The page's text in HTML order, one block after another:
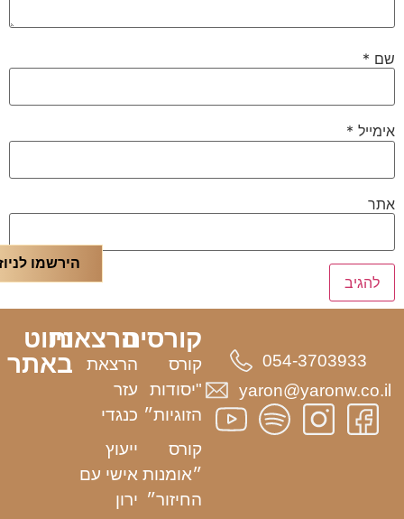
שם *
אימייל *
אתר
קורסים
קורס
"יסודות
הזוגיות״
קורס
״אומנות
החיזור״
הרצאות
הרצאת
עזר
כנגדי
ייעוץ
אישי עם
ירון
ניווט
באתר
054-3703933
yaron@yaronw.co.il
הירשמו